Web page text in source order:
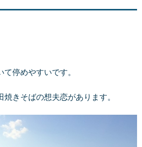
停めやすいです。
焼きそばの想夫恋があります。